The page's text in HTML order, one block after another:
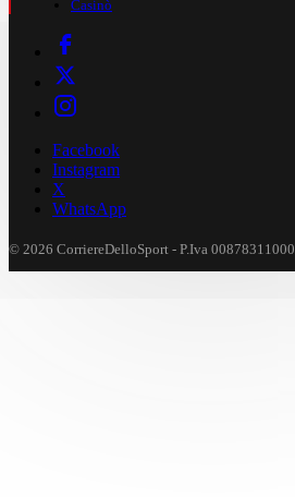
Casinò
Facebook
Instagram
X
WhatsApp
© 2026 CorriereDelloSport - P.Iva 00878311000